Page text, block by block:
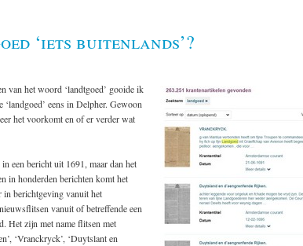
‘iets buitenlands’?
van het woord ‘landtgoed’ gooide ik
eens in Delpher. Gewoon
het voorkomt en of er verder wat
een bericht uit 1691, maar dan het
in honderden berichten komt het
berichtgeving vanuit het
vanuit of betreffende een
Het zijn met name flitsen met
‘Vranckryck’, ‘Duytslant en